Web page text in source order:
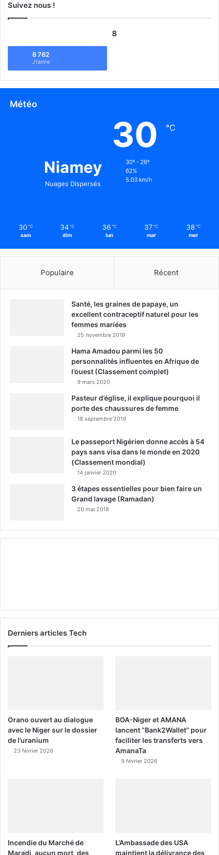
Suivez nous !
8
8 762
J\'aime
Météo
Niamey
Nuages Dispersés
30 ℃
30º - 26º
62%
5.03 km/h
30 ℃
sam
34 ℃
dim
36 ℃
lun
37 ℃
mar
38 ℃
mer
Populaire Récent
Santé, les graines de papaye, un
excellent contraceptif naturel pour les
femmes mariées
25 novembre 2019
Hama Amadou parmi les 50
personnalités influentes en Afrique de
l’ouest (Classement complet)
9 mars 2020
Pasteur d’église, il explique pourquoi il
porte des chaussures de femme
18 septembre 2019
Le passeport Nigérien donne accès à 54
pays sans visa dans le monde en 2020
(Classement mondial)
14 janvier 2020
3 étapes essentielles pour bien faire un
Grand lavage (Ramadan)
20 mai 2018
Derniers articles Tech
Orano ouvert au dialogue
avec le Niger sur le dossier
de l’uranium
23 février 2026
BOA-Niger et AMANA
lancent “Bank2Wallet” pour
faciliter les transferts vers
AmanaTa
9 février 2026
Incendie du Marché de
Maradi, aucun mort, des
L’Ambassade des USA
maintient la délivrance des